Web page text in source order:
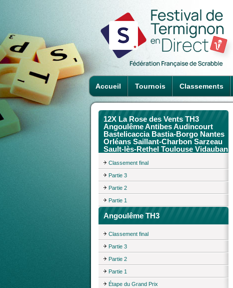
Accueil Tournois Classements
12X La Rose des Vents TH3
Angoulême Antibes Audincourt
Bastelicaccia Bastia-Borgo Nantes
Orléans Saillant-Charbon Sarzeau
Sault-lès-Rethel Toulouse Vidauban
Classement final
Partie 3
Partie 2
Partie 1
Angoulême TH3
Classement final
Partie 3
Partie 2
Partie 1
Étape du Grand Prix